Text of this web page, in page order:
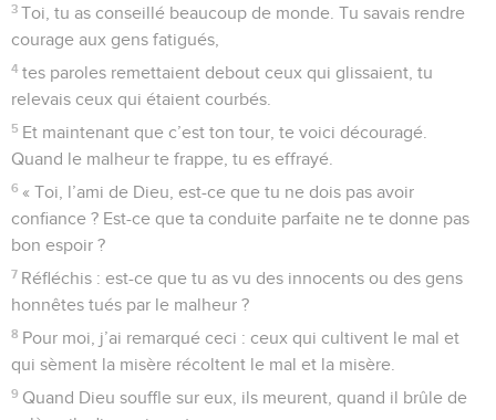
3 Toi, tu as conseillé beaucoup de monde. Tu savais rendre
courage aux gens fatigués,
4 tes paroles remettaient debout ceux qui glissaient, tu
relevais ceux qui étaient courbés.
5 Et maintenant que c’est ton tour, te voici découragé.
Quand le malheur te frappe, tu es effrayé.
6 « Toi, l’ami de Dieu, est-ce que tu ne dois pas avoir
confiance ? Est-ce que ta conduite parfaite ne te donne pas
bon espoir ?
7 Réfléchis : est-ce que tu as vu des innocents ou des gens
honnêtes tués par le malheur ?
8 Pour moi, j’ai remarqué ceci : ceux qui cultivent le mal et
qui sèment la misère récoltent le mal et la misère.
9 Quand Dieu souffle sur eux, ils meurent, quand il brûle de